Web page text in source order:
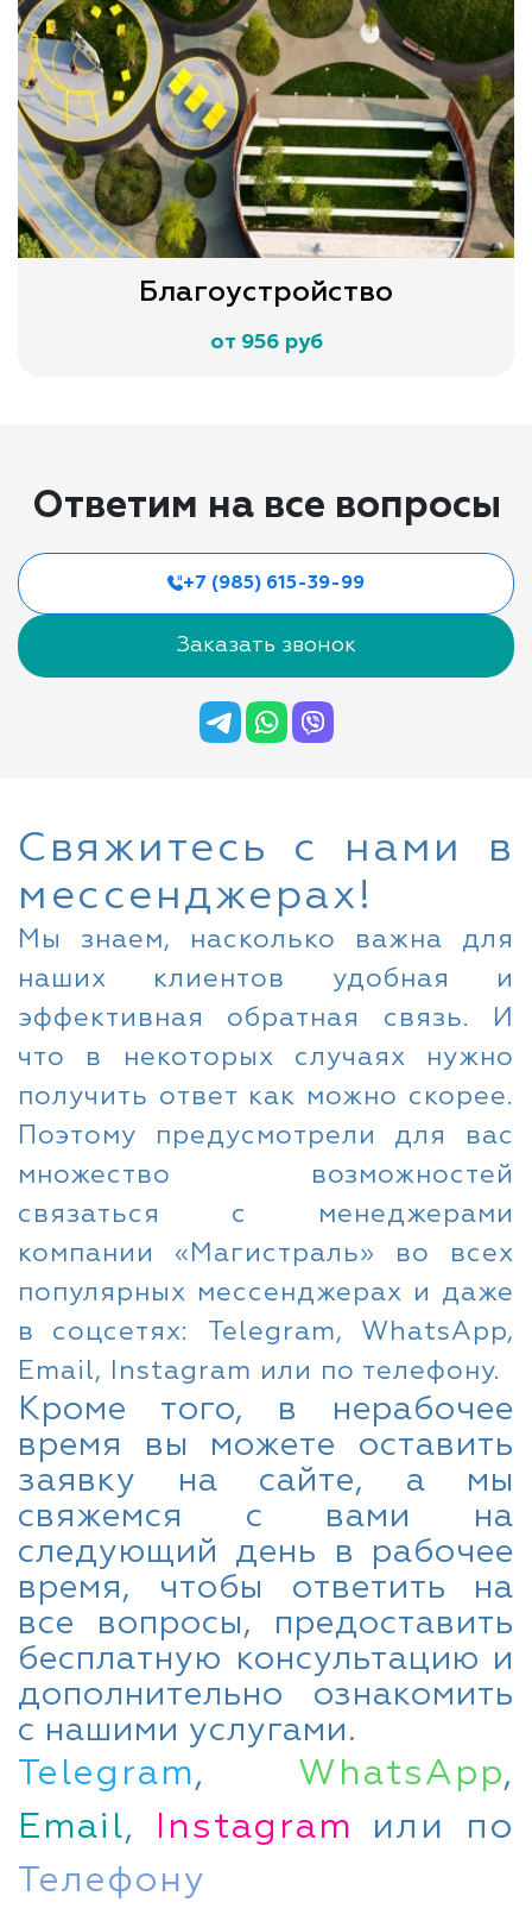
Благоустройство
от 956 руб
Ответим на все вопросы
+7 (985) 615-39-99
Заказать звонок
Свяжитесь с нами в
мессенджерах!
Мы знаем, насколько важна для
наших клиентов удобная и
эффективная обратная связь. И
что в некоторых случаях нужно
получить ответ как можно скорее.
Поэтому предусмотрели для вас
множество возможностей
связаться с менеджерами
компании «Магистраль» во всех
популярных мессенджерах и даже
в соцсетях: Telegram, WhatsApp,
Email, Instagram или по телефону.
Кроме того, в нерабочее
время вы можете оставить
заявку на сайте, а мы
свяжемся с вами на
следующий день в рабочее
время, чтобы ответить на
все вопросы, предоставить
бесплатную консультацию и
дополнительно ознакомить
с нашими услугами.
Telegram, WhatsApp,
Email, Instagram или по
Телефону